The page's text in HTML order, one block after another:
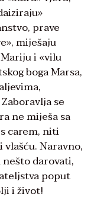
prave
miješaju
i «vilu
boga Marsa,
se
ne miješa sa
carem, niti
Naravno,
darovati,
poput
i život!